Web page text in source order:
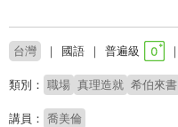
台灣 國語 普遍級
類別： 職場 真理造就 希伯來書
講員： 喬美倫